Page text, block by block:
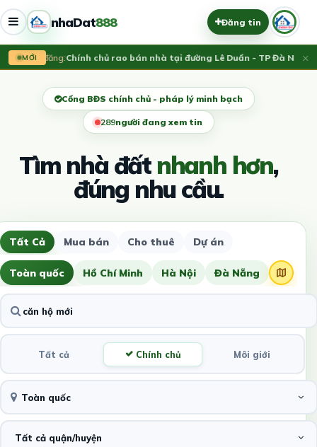
nhaDat888 Đăng tin
MỚI
Vừa đăng:Chính chủ rao bán nhà tại đường Lê Duẩn - TP Đà Nẵng;×
Cổng BĐS chính chủ - pháp lý minh bạch
291người đang xem tin
Tìm nhà đấtnhanh hơn,
đúng nhu cầu.
Tất Cả Mua bán Cho thuê Dự án
Toàn quốc Hồ Chí Minh Hà Nội Đà Nẵng
Tất cả Chính chủ Môi giới
Toàn quốc
Tất cả quận/huyện